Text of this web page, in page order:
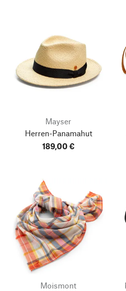
Mayser
Herren-Panamahut
189,00 €
Moismont